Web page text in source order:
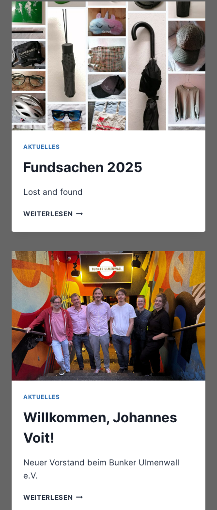
AKTUELLES
Fundsachen 2025
Lost and found
WEITERLESEN FUNDSACHEN
AKTUELLES
Willkommen, Johannes
Voit!
Neuer Vorstand beim Bunker Ulmenwall
e.V.
WEITERLESEN WILLKOMMEN,